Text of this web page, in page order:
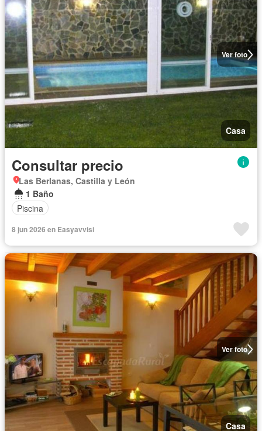
Ver foto
Casa
Consultar precio
Las Berlanas, Castilla y León
1 Baño
Piscina
8 jun 2026 en Easyavvisi
Ver foto
Casa